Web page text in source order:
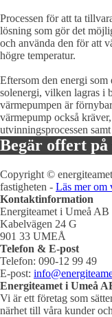
Processen för att ta
lösning som gör det
och använda den för att
högre temperatur.
Eftersom den energi
solenergi, vilken lagras i
värmepumpen är
värmepump också
utvinningsprocessen
Begär offert
Copyright ©
fastigheten - Läs mer om
Kontaktinformation
Energiteamet i Umeå AB
Kabelvägen 24 G
901 33 UMEÅ
Telefon & E-post
Telefon: 090-12 99 49
E-post:
Energiteamet i Umeå
Vi är ett företag som
närhet till våra kunder